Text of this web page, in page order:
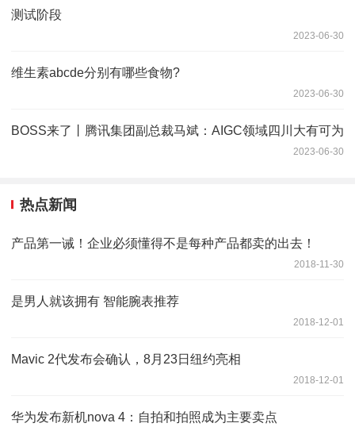
测试阶段
2023-06-30
维生素abcde分别有哪些食物?
2023-06-30
BOSS来了丨腾讯集团副总裁马斌：AIGC领域四川大有可为
2023-06-30
热点新闻
产品第一诫！企业必须懂得不是每种产品都卖的出去！
2018-11-30
是男人就该拥有 智能腕表推荐
2018-12-01
Mavic 2代发布会确认，8月23日纽约亮相
2018-12-01
华为发布新机nova 4：自拍和拍照成为主要卖点